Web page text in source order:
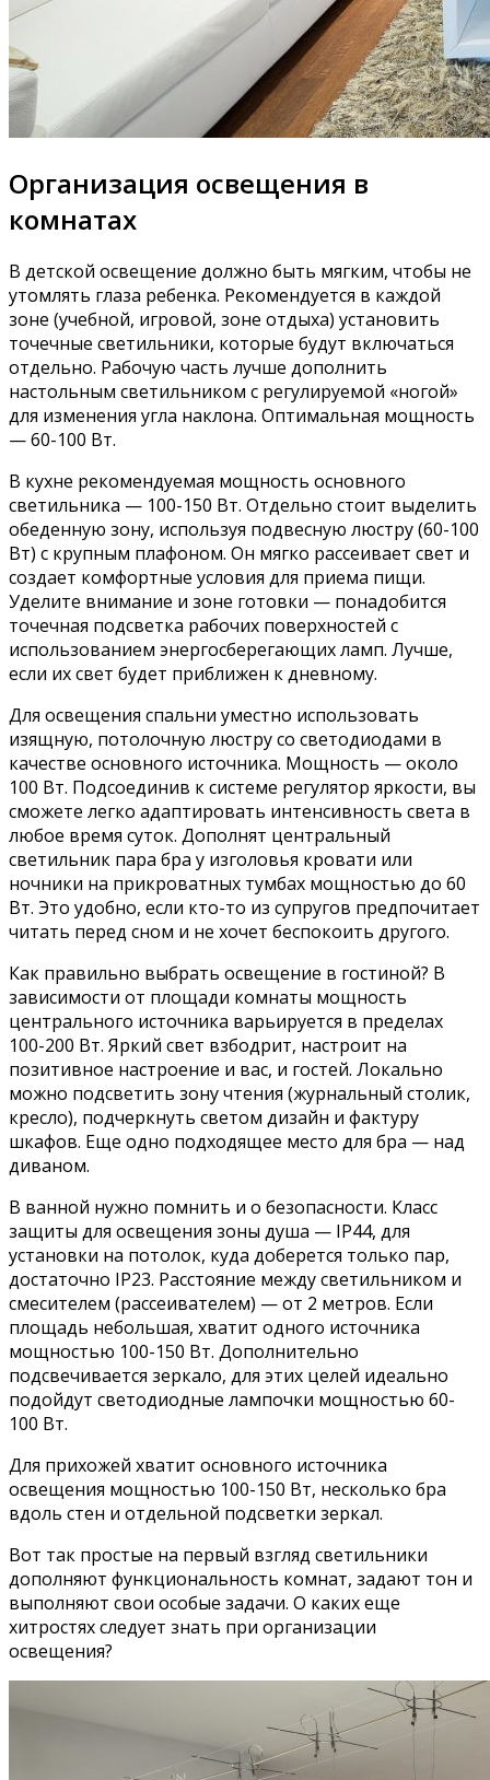
Организация освещения в
комнатах
В детской освещение должно быть мягким, чтобы не
утомлять глаза ребенка. Рекомендуется в каждой
зоне (учебной, игровой, зоне отдыха) установить
точечные светильники, которые будут включаться
отдельно. Рабочую часть лучше дополнить
настольным светильником с регулируемой «ногой»
для изменения угла наклона. Оптимальная мощность
— 60-100 Вт.
В кухне рекомендуемая мощность основного
светильника — 100-150 Вт. Отдельно стоит выделить
обеденную зону, используя подвесную люстру (60-100
Вт) с крупным плафоном. Он мягко рассеивает свет и
создает комфортные условия для приема пищи.
Уделите внимание и зоне готовки — понадобится
точечная подсветка рабочих поверхностей с
использованием энергосберегающих ламп. Лучше,
если их свет будет приближен к дневному.
Для освещения спальни уместно использовать
изящную, потолочную люстру со светодиодами в
качестве основного источника. Мощность — около
100 Вт. Подсоединив к системе регулятор яркости, вы
сможете легко адаптировать интенсивность света в
любое время суток. Дополнят центральный
светильник пара бра у изголовья кровати или
ночники на прикроватных тумбах мощностью до 60
Вт. Это удобно, если кто-то из супругов предпочитает
читать перед сном и не хочет беспокоить другого.
Как правильно выбрать освещение в гостиной? В
зависимости от площади комнаты мощность
центрального источника варьируется в пределах
100-200 Вт. Яркий свет взбодрит, настроит на
позитивное настроение и вас, и гостей. Локально
можно подсветить зону чтения (журнальный столик,
кресло), подчеркнуть светом дизайн и фактуру
шкафов. Еще одно подходящее место для бра — над
диваном.
В ванной нужно помнить и о безопасности. Класс
защиты для освещения зоны душа — IP44, для
установки на потолок, куда доберется только пар,
достаточно IP23. Расстояние между светильником и
смесителем (рассеивателем) — от 2 метров. Если
площадь небольшая, хватит одного источника
мощностью 100-150 Вт. Дополнительно
подсвечивается зеркало, для этих целей идеально
подойдут светодиодные лампочки мощностью 60-
100 Вт.
Для прихожей хватит основного источника
освещения мощностью 100-150 Вт, несколько бра
вдоль стен и отдельной подсветки зеркал.
Вот так простые на первый взгляд светильники
дополняют функциональность комнат, задают тон и
выполняют свои особые задачи. О каких еще
хитростях следует знать при организации
освещения?